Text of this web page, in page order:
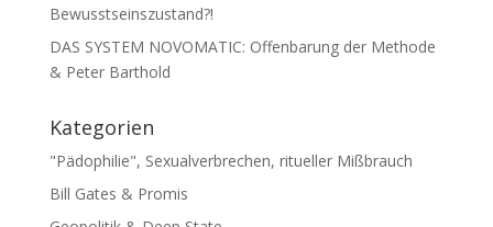
Bewusstseinszustand?!
DAS SYSTEM NOVOMATIC: Offenbarung der Methode
& Peter Barthold
Kategorien
"Pädophilie", Sexualverbrechen, ritueller Mißbrauch
Bill Gates & Promis